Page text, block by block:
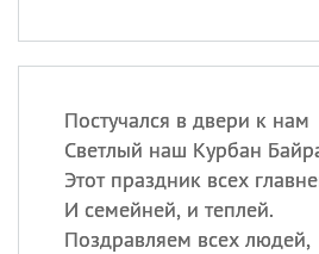
Постучался в двери к нам
Светлый наш Курбан
Этот праздник всех
И семейней, и теплей.
Поздравляем всех людей,